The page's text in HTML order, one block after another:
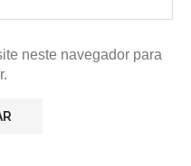
neste navegador para